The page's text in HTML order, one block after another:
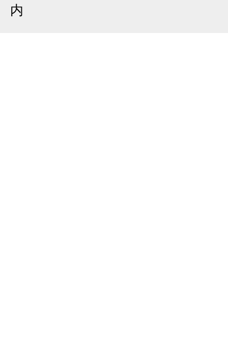
内